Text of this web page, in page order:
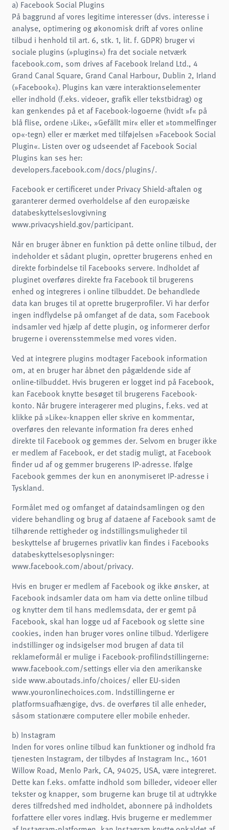
a) Facebook Social Plugins
På baggrund af vores legitime interesser (dvs. interesse i
analyse, optimering og økonomisk drift af vores online
tilbud i henhold til art. 6, stk. 1, lit. f. GDPR) bruger vi
sociale plugins (»plugins«) fra det sociale netværk
facebook.com, som drives af Facebook Ireland Ltd., 4
Grand Canal Square, Grand Canal Harbour, Dublin 2, Irland
(»Facebook«). Plugins kan være interaktionselementer
eller indhold (f.eks. videoer, grafik eller tekstbidrag) og
kan genkendes på et af Facebook-logoerne (hvidt »f« på
blå flise, ordene ›Like‹, »Gefällt mir« eller et »tommelfinger
op«-tegn) eller er mærket med tilføjelsen »Facebook Social
Plugin«. Listen over og udseendet af Facebook Social
Plugins kan ses her:
developers.facebook.com/docs/plugins/.
Facebook er certificeret under Privacy Shield-aftalen og
garanterer dermed overholdelse af den europæiske
databeskyttelseslovgivning
www.privacyshield.gov/participant.
Når en bruger åbner en funktion på dette online tilbud, der
indeholder et sådant plugin, opretter brugerens enhed en
direkte forbindelse til Facebooks servere. Indholdet af
pluginet overføres direkte fra Facebook til brugerens
enhed og integreres i online tilbuddet. De behandlede
data kan bruges til at oprette brugerprofiler. Vi har derfor
ingen indflydelse på omfanget af de data, som Facebook
indsamler ved hjælp af dette plugin, og informerer derfor
brugerne i overensstemmelse med vores viden.
Ved at integrere plugins modtager Facebook information
om, at en bruger har åbnet den pågældende side af
online-tilbuddet. Hvis brugeren er logget ind på Facebook,
kan Facebook knytte besøget til brugerens Facebook-
konto. Når brugere interagerer med plugins, f.eks. ved at
klikke på »Like«-knappen eller skrive en kommentar,
overføres den relevante information fra deres enhed
direkte til Facebook og gemmes der. Selvom en bruger ikke
er medlem af Facebook, er det stadig muligt, at Facebook
finder ud af og gemmer brugerens IP-adresse. Ifølge
Facebook gemmes der kun en anonymiseret IP-adresse i
Tyskland.
Formålet med og omfanget af dataindsamlingen og den
videre behandling og brug af dataene af Facebook samt de
tilhørende rettigheder og indstillingsmuligheder til
beskyttelse af brugernes privatliv kan findes i Facebooks
databeskyttelsesoplysninger:
www.facebook.com/about/privacy.
Hvis en bruger er medlem af Facebook og ikke ønsker, at
Facebook indsamler data om ham via dette online tilbud
og knytter dem til hans medlemsdata, der er gemt på
Facebook, skal han logge ud af Facebook og slette sine
cookies, inden han bruger vores online tilbud. Yderligere
indstillinger og indsigelser mod brugen af data til
reklameformål er mulige i Facebook-profilindstillingerne:
www.facebook.com/settings eller via den amerikanske
side www.aboutads.info/choices/ eller EU-siden
www.youronlinechoices.com. Indstillingerne er
platformsuafhængige, dvs. de overføres til alle enheder,
såsom stationære computere eller mobile enheder.
b) Instagram
Inden for vores online tilbud kan funktioner og indhold fra
tjenesten Instagram, der tilbydes af Instagram Inc., 1601
Willow Road, Menlo Park, CA, 94025, USA, være integreret.
Dette kan f.eks. omfatte indhold som billeder, videoer eller
tekster og knapper, som brugerne kan bruge til at udtrykke
deres tilfredshed med indholdet, abonnere på indholdets
forfattere eller vores indlæg. Hvis brugerne er medlemmer